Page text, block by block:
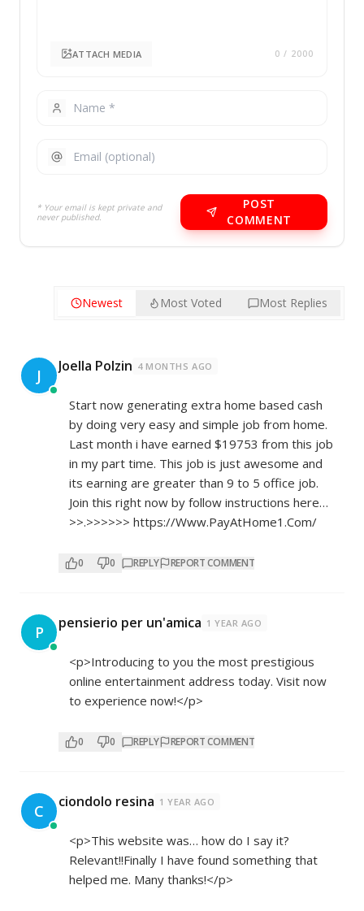
ATTACH MEDIA 0 / 2000
* Your email is kept private and
never published.
POST
COMMENT
Newest Most Voted Most Replies
J Joella Polzin 4 MONTHS AGO
Start now generating extra home based cash
by doing very easy and simple job from home.
Last month i have earned $19753 from this job
in my part time. This job is just awesome and
its earning are greater than 9 to 5 office job.
Join this right now by follow instructions here…
>>.>>>>>> https://Www.PayAtHome1.Com/
0 0 REPLY REPORT COMMENT
P pensierio per un'amica 1 YEAR AGO
<p>Introducing to you the most prestigious
online entertainment address today. Visit now
to experience now!</p>
0 0 REPLY REPORT COMMENT
C ciondolo resina 1 YEAR AGO
<p>This website was… how do I say it?
Relevant!!Finally I have found something that
helped me. Many thanks!</p>